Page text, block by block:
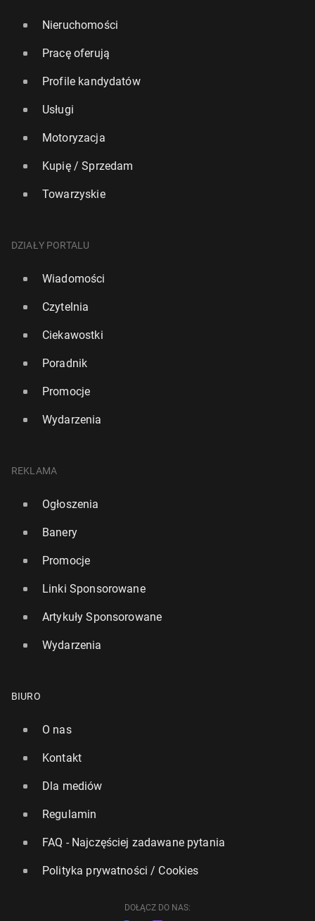
Nieruchomości
Pracę oferują
Profile kandydatów
Usługi
Motoryzacja
Kupię / Sprzedam
Towarzyskie
DZIAŁY PORTALU
Wiadomości
Czytelnia
Ciekawostki
Poradnik
Promocje
Wydarzenia
REKLAMA
Ogłoszenia
Banery
Promocje
Linki Sponsorowane
Artykuły Sponsorowane
Wydarzenia
BIURO
O nas
Kontakt
Dla mediów
Regulamin
FAQ - Najczęściej zadawane pytania
Polityka prywatności / Cookies
DOŁĄCZ DO NAS: